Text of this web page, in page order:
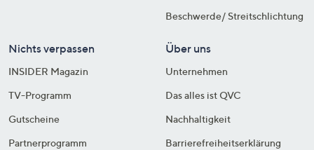
Beschwerde/ Streitschlichtung
Nichts verpassen
INSIDER Magazin
TV-Programm
Gutscheine
Partnerprogramm
Über uns
Unternehmen
Das alles ist QVC
Nachhaltigkeit
Barrierefreiheitserklärung